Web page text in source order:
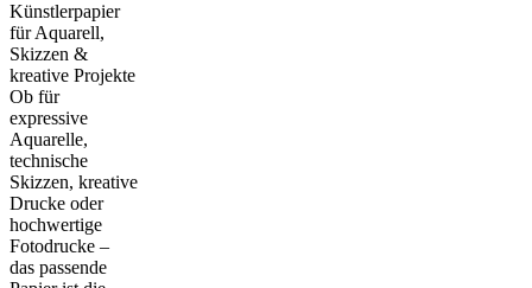
Künstlerpapier
für Aquarell,
Skizzen &
kreative Projekte
Ob für
expressive
Aquarelle,
technische
Skizzen, kreative
Drucke oder
hochwertige
Fotodrucke –
das passende